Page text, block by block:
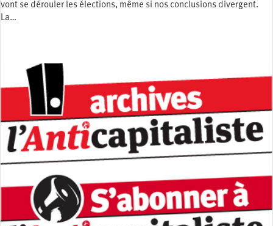
vont se dérouler les élections, même si nos conclusions divergent.
La…